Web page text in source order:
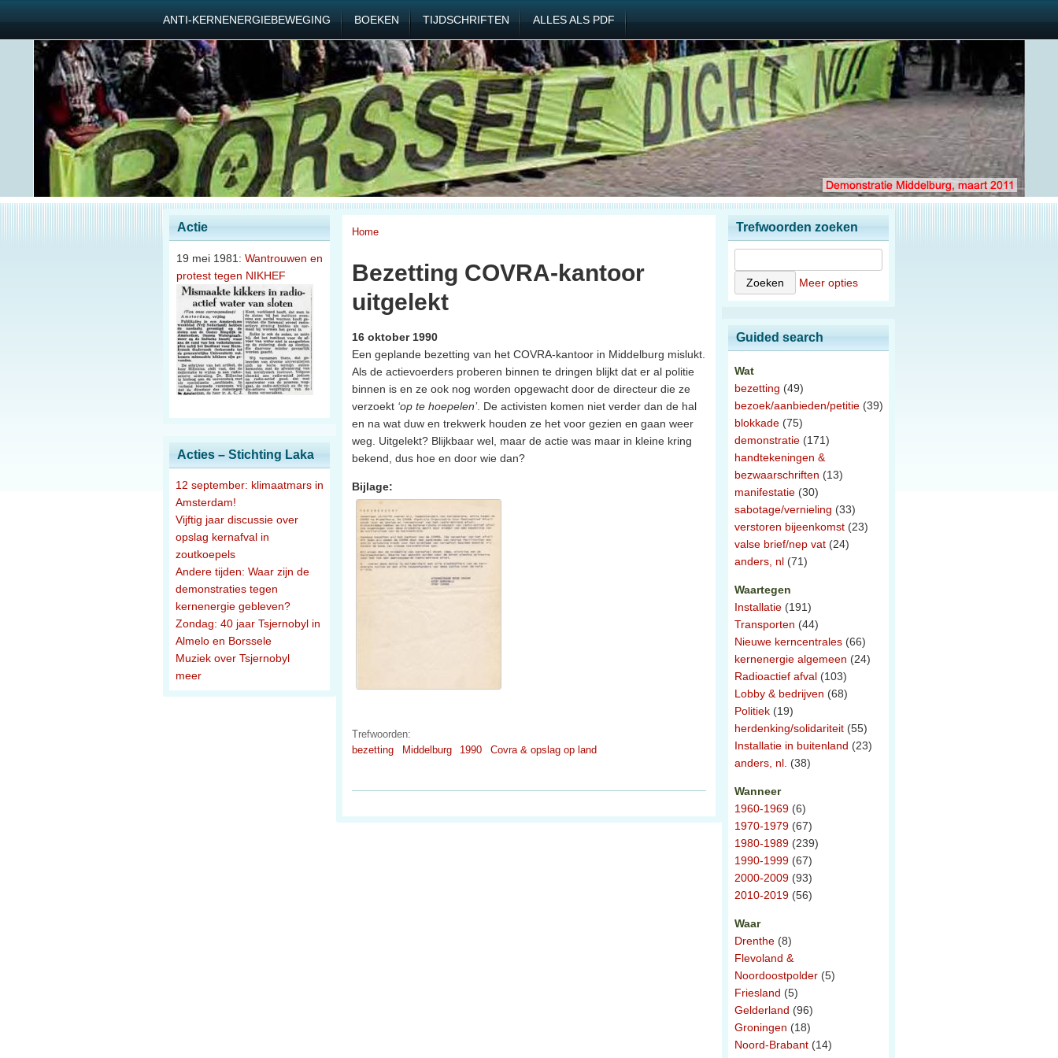
ANTI-KERNENERGIEBEWEGING BOEKEN TIJDSCHRIFTEN ALLES ALS PDF
Actie
19 mei 1981: Wantrouwen en
protest tegen NIKHEF
Acties – Stichting Laka
12 september: klimaatmars in
Amsterdam!
Vijftig jaar discussie over
opslag kernafval in
zoutkoepels
Andere tijden: Waar zijn de
demonstraties tegen
kernenergie gebleven?
Zondag: 40 jaar Tsjernobyl in
Almelo en Borssele
Muziek over Tsjernobyl
meer
Home
Bezetting COVRA-kantoor
uitgelekt
16 oktober 1990
Een geplande bezetting van het COVRA-kantoor in Middelburg mislukt.
Als de actievoerders proberen binnen te dringen blijkt dat er al politie
binnen is en ze ook nog worden opgewacht door de directeur die ze
verzoekt ‘op te hoepelen’. De activisten komen niet verder dan de hal
en na wat duw en trekwerk houden ze het voor gezien en gaan weer
weg. Uitgelekt? Blijkbaar wel, maar de actie was maar in kleine kring
bekend, dus hoe en door wie dan?
Bijlage:
Trefwoorden:
bezetting
Middelburg 1990 Covra & opslag op land
Trefwoorden zoeken
Meer opties
Guided search
Wat
bezetting (49)
bezoek/aanbieden/petitie (39)
blokkade (75)
demonstratie (171)
handtekeningen &
bezwaarschriften (13)
manifestatie (30)
sabotage/vernieling (33)
verstoren bijeenkomst (23)
valse brief/nep vat (24)
anders, nl (71)
Waartegen
Installatie (191)
Transporten (44)
Nieuwe kerncentrales (66)
kernenergie algemeen (24)
Radioactief afval (103)
Lobby & bedrijven (68)
Politiek (19)
herdenking/solidariteit (55)
Installatie in buitenland (23)
anders, nl. (38)
Wanneer
1960-1969 (6)
1970-1979 (67)
1980-1989 (239)
1990-1999 (67)
2000-2009 (93)
2010-2019 (56)
Waar
Drenthe (8)
Flevoland &
Noordoostpolder (5)
Friesland (5)
Gelderland (96)
Groningen (18)
Noord-Brabant (14)